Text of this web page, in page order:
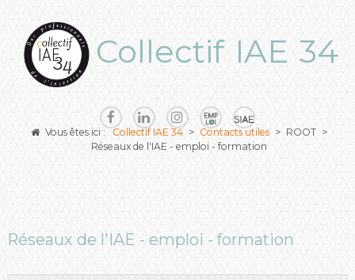
Collectif IAE 34
Vous êtes ici :Collectif IAE 34 > Contacts utiles > ROOT >
Réseaux de l'IAE - emploi - formation
Réseaux de l'IAE - emploi - formation